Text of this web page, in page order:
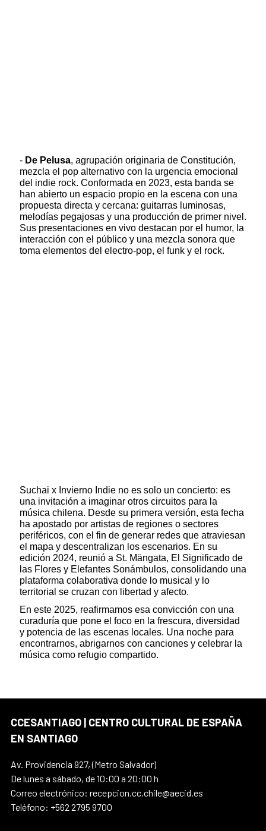
- De Pelusa, agrupación originaria de Constitución,
mezcla el pop alternativo con la urgencia emocional
del indie rock. Conformada en 2023, esta banda se
han abierto un espacio propio en la escena con una
propuesta directa y cercana: guitarras luminosas,
melodías pegajosas y una producción de primer nivel.
Sus presentaciones en vivo destacan por el humor, la
interacción con el público y una mezcla sonora que
toma elementos del electro-pop, el funk y el rock.
Suchai x Invierno Indie no es solo un concierto: es
una invitación a imaginar otros circuitos para la
música chilena. Desde su primera versión, esta fecha
ha apostado por artistas de regiones o sectores
periféricos, con el fin de generar redes que atraviesan
el mapa y descentralizan los escenarios. En su
edición 2024, reunió a St. Mängata, El Significado de
las Flores y Elefantes Sonámbulos, consolidando una
plataforma colaborativa donde lo musical y lo
territorial se cruzan con libertad y afecto.
En este 2025, reafirmamos esa convicción con una
curaduría que pone el foco en la frescura, diversidad
y potencia de las escenas locales. Una noche para
encontrarnos, abrigarnos con canciones y celebrar la
música como refugio compartido.
CCESANTIAGO | CENTRO CULTURAL DE ESPAÑA
EN SANTIAGO
Av. Providencia 927, (Metro Salvador)
De lunes a sábado, de 10:00 a 20:00 h
Correo electrónico: recepcion.cc.chile@aecid.es
Teléfono: +562 2795 9700